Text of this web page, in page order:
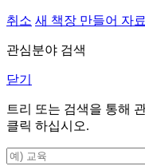
취소 새 책장 만들어 자료
관심분야 검색
닫기
트리 또는 검색을 통해
클릭 하십시오.